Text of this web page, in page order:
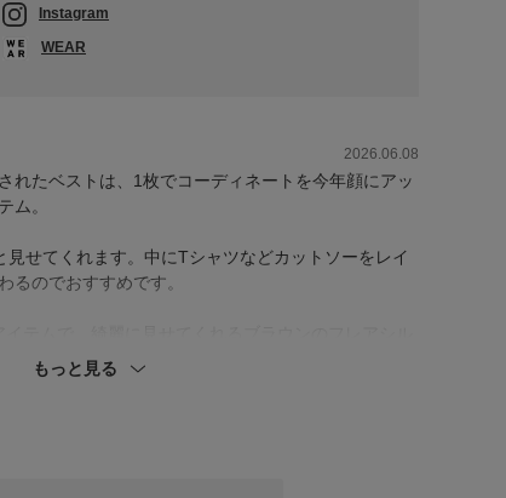
Instagram
WEAR
2026.06.08
れたベストは、1枚でコーディネートを今年顔にアッ
ム。
せてくれます。中にTシャツなどカットソーをレイ
るのでおすすめです。
もっと見る